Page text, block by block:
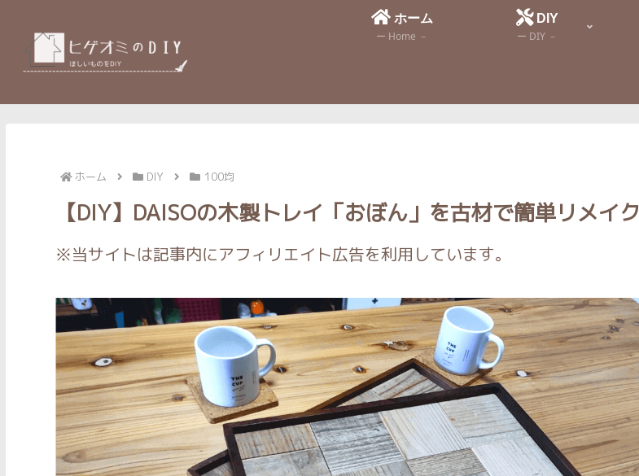
ホーム
ー Home －
DIY
ー DIY －
ホーム DIY 100均
【DIY】DAISOの木製トレイ「おぼん」を古材で簡単リメイク
※当サイトは記事内にアフィリエイト広告を利用しています。